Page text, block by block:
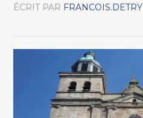
ÉCRIT PAR FRANCOIS.DETRY